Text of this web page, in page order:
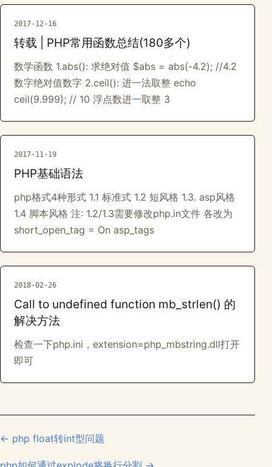
2017-12-16
转载 | PHP常用函数总结(180多个)
数学函数 1.abs(): 求绝对值 $abs = abs(-4.2); //4.2
数字绝对值数字 2.ceil(): 进一法取整 echo
ceil(9.999); // 10 浮点数进一取整 3
2017-11-19
PHP基础语法
php格式4种形式 1.1 标准式 1.2 短风格 1.3. asp风格
1.4 脚本风格 注: 1.2/1.3需要修改php.in文件 各改为
short_open_tag = On asp_tags
2018-02-26
Call to undefined function mb_strlen() 的
解决方法
检查一下php.ini，extension=php_mbstring.dll打开
即可
← php float转int型问题